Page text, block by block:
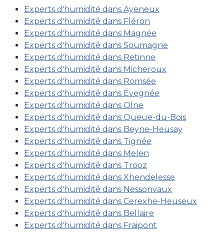
Experts d'humidité dans Ayeneux
Experts d'humidité dans Fléron
Experts d'humidité dans Magnée
Experts d'humidité dans Soumagne
Experts d'humidité dans Retinne
Experts d'humidité dans Micheroux
Experts d'humidité dans Romsée
Experts d'humidité dans Évegnée
Experts d'humidité dans Olne
Experts d'humidité dans Queue-du-Bois
Experts d'humidité dans Beyne-Heusay
Experts d'humidité dans Tignée
Experts d'humidité dans Melen
Experts d'humidité dans Trooz
Experts d'humidité dans Xhendelesse
Experts d'humidité dans Nessonvaux
Experts d'humidité dans Cerexhe-Heuseux
Experts d'humidité dans Bellaire
Experts d'humidité dans Fraipont